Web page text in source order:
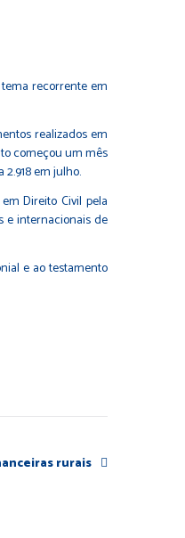
recorrente em
realizados em
começou um mês
em julho.
Direito Civil pela
e internacionais de
e ao testamento
rurais